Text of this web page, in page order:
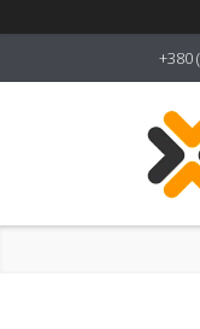
+380